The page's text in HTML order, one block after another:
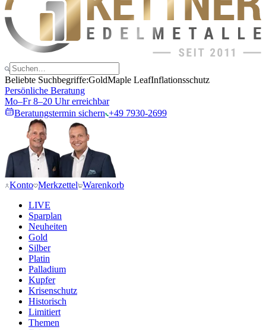
Beliebte Suchbegriffe:GoldMaple LeafInflationsschutz
Persönliche Beratung
Mo–Fr 8–20 Uhr erreichbar
Beratungstermin sichern +49 7930-2699
Konto Merkzettel Warenkorb
LIVE
Sparplan
Neuheiten
Gold
Silber
Platin
Palladium
Kupfer
Krisenschutz
Historisch
Limitiert
Themen